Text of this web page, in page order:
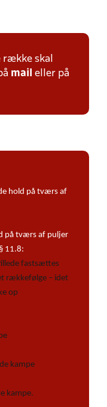
skal
mail eller på
hold på tværs af
på tværs af puljer
11.8:
fastsættes
rækkefølge – idet
op
kampe
kampe.